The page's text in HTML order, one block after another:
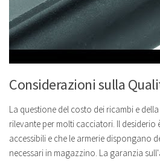
Considerazioni sulla
La questione del costo dei ricambi e
rilevante per molti cacciatori. Il desiderio
accessibili e che le armerie dispongano
necessari in magazzino. La garanzia